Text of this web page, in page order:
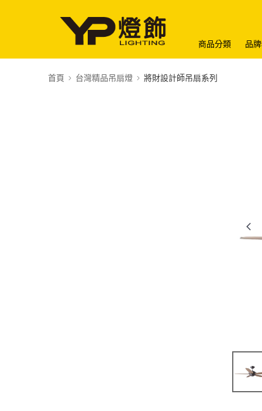
商品分類 品
首頁 台灣精品吊扇燈 將財設計師吊扇系列